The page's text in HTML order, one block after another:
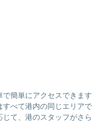
簡単にアクセスできま
べて港内の同じエリア
て、港のスタッフがさら